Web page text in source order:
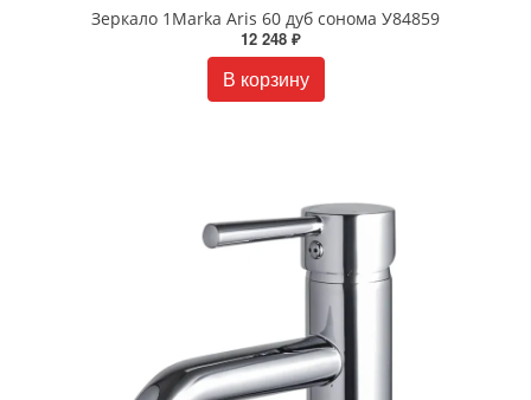
Зеркало 1Marka Aris 60 дуб сонома У84859
12 248 ₽
В корзину